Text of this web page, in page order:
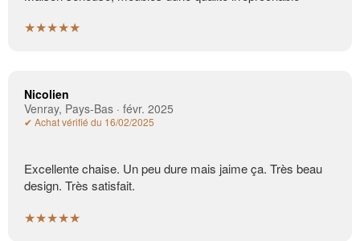
★★★★★
Nicolien
Venray, Pays-Bas · févr. 2025
✔ Achat vérifié du 16/02/2025
Excellente chaise. Un peu dure mais jaime ça. Très beau
design. Très satisfait.
★★★★★